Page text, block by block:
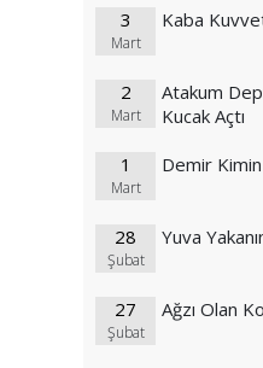
3
Mart
Kaba
2
Mart
Atakum
Kucak Açtı
1
Mart
Demir Kimin
28
Şubat
Yuva
27
Şubat
Ağzı Olan